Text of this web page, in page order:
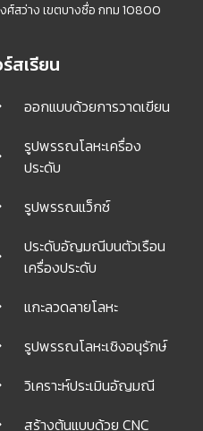
ศ์สว่าง เขตบางซื่อ กทม 10800
สเรียน
ออกแบบด้วยการวาดเขียน
รูปพรรณโลหะเครื่อง
ประดับ
รูปพรรณแว็กซ์
ประดับอัญมณีบนตัวเรือน
เครื่องประดับ
แกะลวดลายโลหะ
รูปพรรณโลหะเชิงอนุรักษ์
วิเคราะห์ประเมินอัญมณี
สร้างต้นแบบด้วย CNC